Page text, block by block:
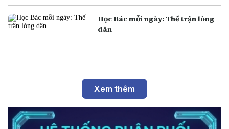
Học Bác mỗi ngày: Thế trận lòng
dân
Xem thêm